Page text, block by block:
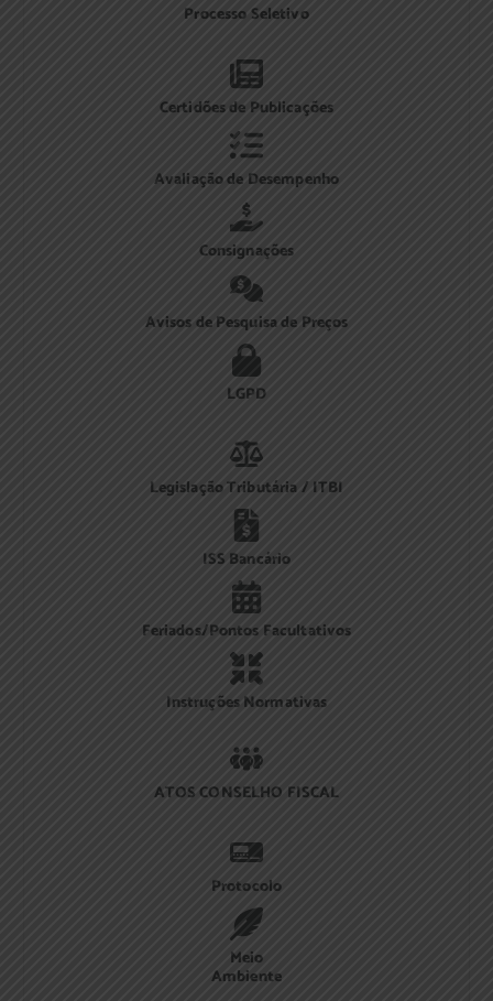
Processo Seletivo
Certidões de Publicações
Avaliação de Desempenho
Consignações
Avisos de Pesquisa de Preços
LGPD
Legislação Tributária / ITBI
ISS Bancário
Feriados/Pontos Facultativos
Instruções Normativas
ATOS CONSELHO FISCAL
Protocolo
Meio
Ambiente